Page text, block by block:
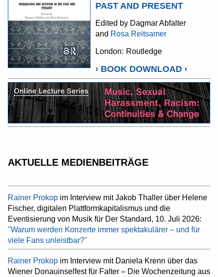
PAST AND PRESENT
Edited by Dagmar Abfalter
and Rosa Reitsamer
London: Routledge
› BOOK DOWNLOAD ‹
AKTUELLE MEDIENBEITRÄGE
Rainer Prokop im Interview mit Jakob Thaller über Helene
Fischer, digitalen Plattformkapitalismus und die
Eventisierung von Musik für Der Standard, 10. Juli 2026:
"Warum werden Konzerte immer spektakulärer – und für
viele Fans unleistbar?"
Rainer Prokop im Interview mit Daniela Krenn über das
Wiener Donauinselfest für Falter – Die Wochenzeitung aus